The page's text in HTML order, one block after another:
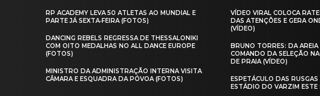
RP ACADEMY LEVA 50 ATLETAS AO MUNDIAL E
PARTE JÁ SEXTA‑FEIRA (FOTOS)
DANCING REBELS REGRESSA DE THESSALONIKI
COM OITO MEDALHAS NO ALL DANCE EUROPE
(FOTOS)
MINISTRO DA ADMINISTRAÇÃO INTERNA VISITA
CÂMARA E ESQUADRA DA PÓVOA (FOTOS)
VÍDEO VIRAL COLOCA
DAS ATENÇÕES E GERA
(VÍDEO)
BRUNO TORRES: DA
COMANDO DA SELEÇÃO
DE PRAIA (VÍDEO)
ESPETÁCULO DAS RUSGAS
ESTÁDIO DO VARZIM ESTE